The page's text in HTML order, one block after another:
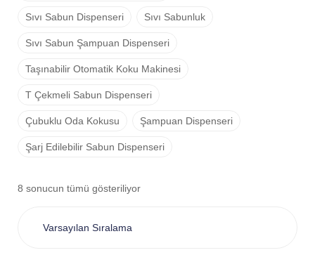
Sıvı Sabun Dispenseri Sıvı Sabunluk
Sıvı Sabun Şampuan Dispenseri
Taşınabilir Otomatik Koku Makinesi
T Çekmeli Sabun Dispenseri
Çubuklu Oda Kokusu Şampuan Dispenseri
Şarj Edilebilir Sabun Dispenseri
8 sonucun tümü gösteriliyor